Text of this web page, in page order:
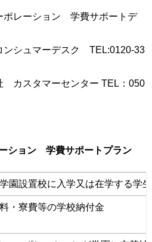
ポレーション 学費サポートデ
シュマーデスク TEL:0120-33
カスタマーセンター TEL：050
ション 学費サポートプラン
園設置校に入学又は在学する学
・寮費等の学校納付金